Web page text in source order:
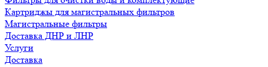
Картриджы для магистральных фильтров
Магистральные фильтры
Доставка ДНР и ЛНР
Услуги
Доставка